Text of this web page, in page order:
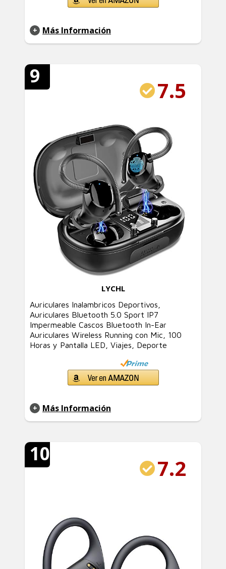
Más Información
9
7.5
LYCHL
Auriculares Inalambricos Deportivos,
Auriculares Bluetooth 5.0 Sport IP7
Impermeable Cascos Bluetooth In-Ear
Auriculares Wireless Running con Mic, 100
Horas y Pantalla LED, Viajes, Deporte
Más Información
10
7.2